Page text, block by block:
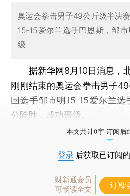
奥运会拳击男子49公斤级半决
15-15爱尔兰选手巴恩斯，邹
级
据新华网8月10日消息，
刚刚结束的奥运会拳击男子
国选手邹市明15-15爱尔兰
分险胜，成功晋级。
本文共计0字 订阅后
登录 后获取已订阅
财新通会员
可畅读全文
订阅/